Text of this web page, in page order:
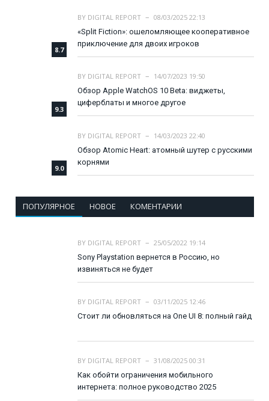
8.7
BY DIGITAL REPORT
08/03/2025 22:13
«Split Fiction»: ошеломляющее кооперативное
приключение для двоих игроков
9.3
BY DIGITAL REPORT
14/07/2023 19:50
Обзор Apple WatchOS 10 Beta: виджеты,
циферблаты и многое другое
9.0
BY DIGITAL REPORT
14/03/2023 22:40
Обзор Atomic Heart: атомный шутер с русскими
корнями
ПОПУЛЯРНОЕ НОВОЕ КОМЕНТАРИИ
BY DIGITAL REPORT
25/05/2022 19:14
Sony Playstation вернется в Россию, но
извиняться не будет
BY DIGITAL REPORT
03/11/2025 12:46
Стоит ли обновляться на One UI 8: полный гайд
BY DIGITAL REPORT
31/08/2025 00:31
Как обойти ограничения мобильного
интернета: полное руководство 2025